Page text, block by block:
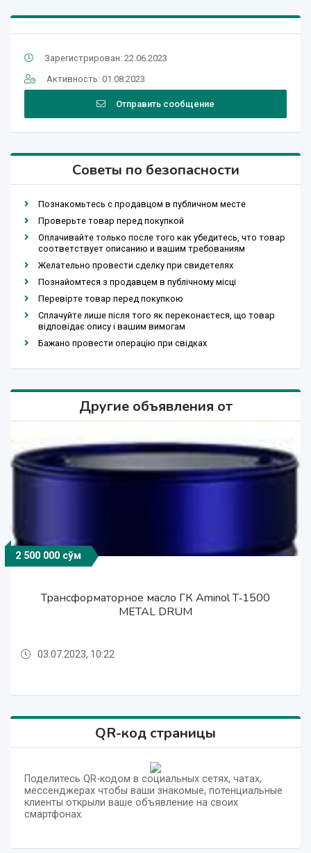
Зарегистрирован: 22.06.2023
Активность: 01.08.2023
Отправить сообщение
Советы по безопасности
Познакомьтесь с продавцом в публичном месте
Проверьте товар перед покупкой
Оплачивайте только после того как убедитесь, что товар
соответствует описанию и вашим требованиям
Желательно провести сделку при свидетелях
Познайомтеся з продавцем в публічному місці
Перевірте товар перед покупкою
Сплачуйте лише після того як переконаєтеся, що товар
відповідає опису і вашим вимогам
Бажано провести операцію при свідках
Другие объявления от
2 500 000 сўм
Трансформаторное масло ГК Aminol T‐1500
METAL DRUM
2 500 000 сўм
Трансформаторное масло ГК Aminol T‐1500
METAL DRUM
2 500 000 сўм
Трансформаторное масло ГК Aminol T‐1500
METAL DRUM
03.07.2023, 10:22
QR-код страницы
Поделитесь QR-кодом в социальных сетях, чатах,
мессенджерах чтобы ваши знакомые, потенциальные
клиенты открыли ваше объявление на своих
смартфонах.